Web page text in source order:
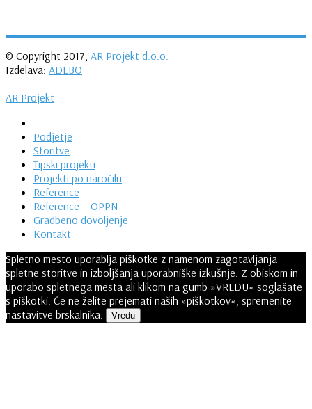
© Copyright 2017, AR Projekt d.o.o.
Izdelava: ADEBO
AR Projekt
Podjetje
Storitve
Tipski projekti
Projekti po naročilu
Reference
Reference – OPPN
Gradbeno dovoljenje
Kontakt
Spletno mesto uporablja piškotke z namenom zagotavljanja
spletne storitve in izboljšanja uporabniške izkušnje. Z obiskom in
uporabo spletnega mesta ali klikom na gumb »VREDU« soglašate
s piškotki. Če ne želite prejemati naših »piškotkov«, spremenite
nastavitve brskalnika.
Vredu